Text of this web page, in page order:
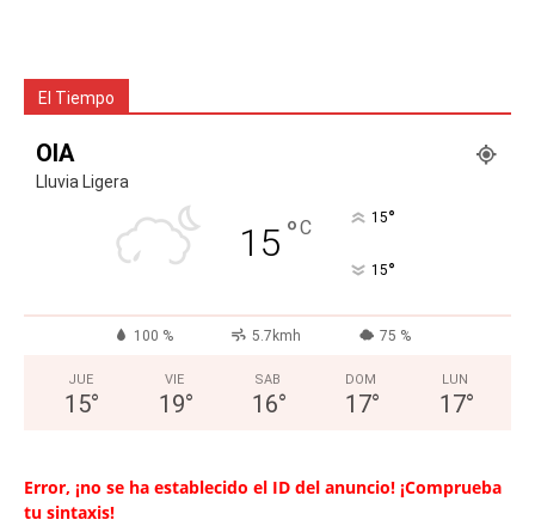
El Tiempo
OIA
Lluvia Ligera
15 °C 15°
15°
100 % 5.7kmh 75 %
JUE
15°
VIE
19°
SAB
16°
DOM
17°
LUN
17°
Error, ¡no se ha establecido el ID del anuncio! ¡Comprueba
tu sintaxis!